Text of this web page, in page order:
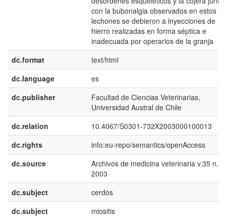
con la bubonalgia observados en estos
lechones se debieron a inyecciones de
hierro realizadas en forma séptica e
inadecuada por operarios de la granja
dc.format
text/html
dc.language
es
dc.publisher
Facultad de Ciencias Veterinarias,
Universidad Austral de Chile
dc.relation
10.4067/S0301-732X2003000100013
dc.rights
info:eu-repo/semantics/openAccess
dc.source
Archivos de medicina veterinaria v.35 n.1
2003
dc.subject
cerdos
dc.subject
miositis